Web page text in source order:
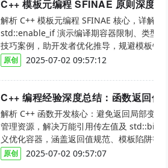
解析 C++ 模板元编程 SFINAE 核心，详解
std::enable_if 演示编译期容器限制、类型
技巧案例，助开发者优化推导，规避模板错
原创 2025-07-02 09:57:12
C++ 编程经验深度总结：函数返回值
解析 C++ 函数开发核心：避免返回局部变
管理资源，解决万能引用传左值及
义优化容器，涵盖返回值规范、模板陷阱等
性。
原创 2025-07-02 09:57:07